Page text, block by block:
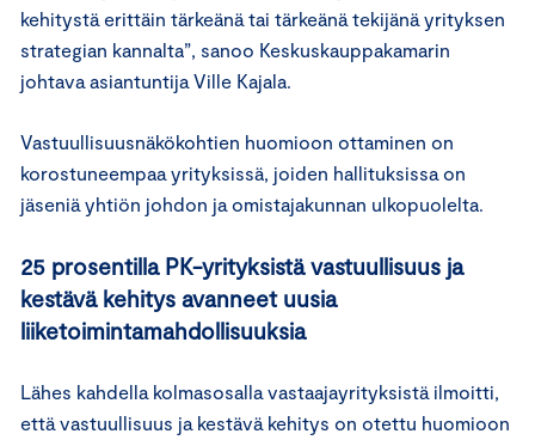
kehitystä erittäin tärkeänä tai tärkeänä tekijänä yrityksen
strategian kannalta”, sanoo Keskuskauppakamarin
johtava asiantuntija Ville Kajala.
Vastuullisuusnäkökohtien huomioon ottaminen on
korostuneempaa yrityksissä, joiden hallituksissa on
jäseniä yhtiön johdon ja omistajakunnan ulkopuolelta.
25 prosentilla PK-yrityksistä vastuullisuus ja
kestävä kehitys avanneet uusia
liiketoimintamahdollisuuksia
Lähes kahdella kolmasosalla vastaajayrityksistä ilmoitti,
että vastuullisuus ja kestävä kehitys on otettu huomioon